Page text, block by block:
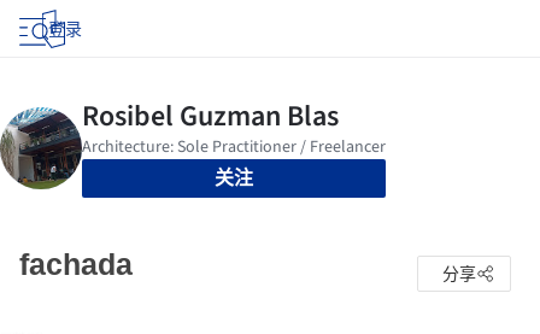
登录
关注
fachada 分享